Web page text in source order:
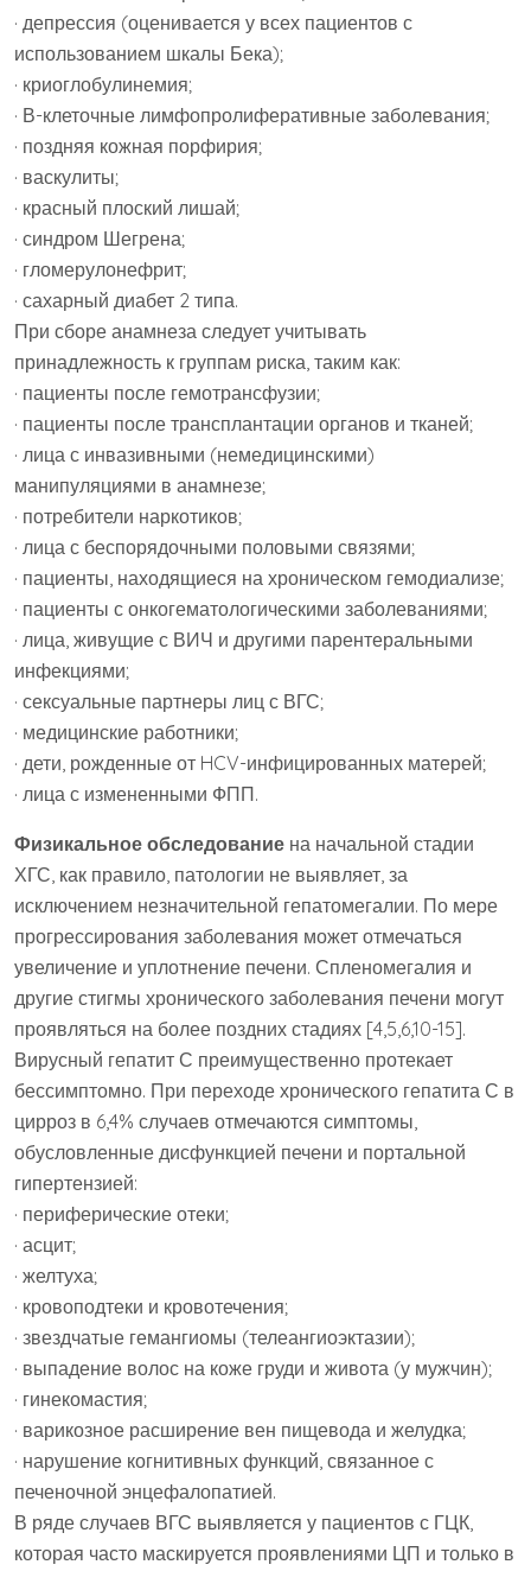
· депрессия (оценивается у всех пациентов с
использованием шкалы Бека);
· криоглобулинемия;
· В-клеточные лимфопролиферативные заболевания;
· поздняя кожная порфирия;
· васкулиты;
· красный плоский лишай;
· синдром Шегрена;
· гломерулонефрит;
· сахарный диабет 2 типа.
При сборе анамнеза следует учитывать
принадлежность к группам риска, таким как:
· пациенты после гемотрансфузии;
· пациенты после трансплантации органов и тканей;
· лица с инвазивными (немедицинскими)
манипуляциями в анамнезе;
· потребители наркотиков;
· лица с беспорядочными половыми связями;
· пациенты, находящиеся на хроническом гемодиализе;
· пациенты с онкогематологическими заболеваниями;
· лица, живущие с ВИЧ и другими парентеральными
инфекциями;
· сексуальные партнеры лиц с ВГС;
· медицинские работники;
· дети, рожденные от HCV-инфицированных матерей;
· лица с измененными ФПП.
Физикальное обследование на начальной стадии
ХГС, как правило, патологии не выявляет, за
исключением незначительной гепатомегалии. По мере
прогрессирования заболевания может отмечаться
увеличение и уплотнение печени. Спленомегалия и
другие стигмы хронического заболевания печени могут
проявляться на более поздних стадиях [4,5,6,10-15].
Вирусный гепатит С преимущественно протекает
бессимптомно. При переходе хронического гепатита С в
цирроз в 6,4% случаев отмечаются симптомы,
обусловленные дисфункцией печени и портальной
гипертензией:
· периферические отеки;
· асцит;
· желтуха;
· кровоподтеки и кровотечения;
· звездчатые гемангиомы (телеангиоэктазии);
· выпадение волос на коже груди и живота (у мужчин);
· гинекомастия;
· варикозное расширение вен пищевода и желудка;
· нарушение когнитивных функций, связанное с
печеночной энцефалопатией.
В ряде случаев ВГС выявляется у пациентов с ГЦК,
которая часто маскируется проявлениями ЦП и только в